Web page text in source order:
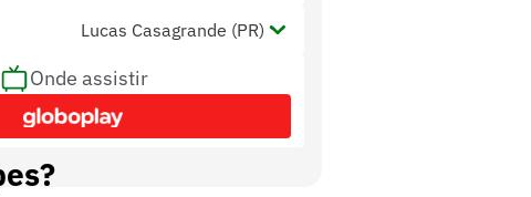
Lucas Casagrande (PR)
Onde assistir